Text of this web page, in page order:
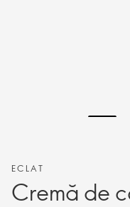
ECLAT
Cremă de